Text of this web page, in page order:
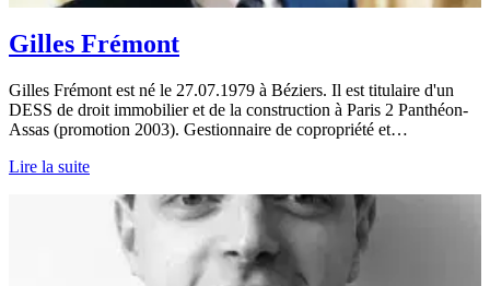
Gilles Frémont
Gilles Frémont est né le 27.07.1979 à Béziers. Il est titulaire d'un
DESS de droit immobilier et de la construction à Paris 2 Panthéon-
Assas (promotion 2003). Gestionnaire de copropriété et…
Lire la suite